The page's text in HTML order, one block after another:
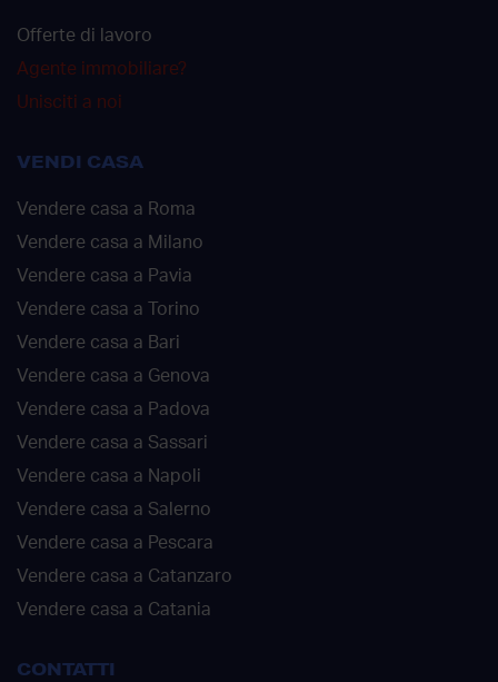
Offerte di lavoro
Agente immobiliare?
Unisciti a noi
VENDI CASA
Vendere casa a Roma
Vendere casa a Milano
Vendere casa a Pavia
Vendere casa a Torino
Vendere casa a Bari
Vendere casa a Genova
Vendere casa a Padova
Vendere casa a Sassari
Vendere casa a Napoli
Vendere casa a Salerno
Vendere casa a Pescara
Vendere casa a Catanzaro
Vendere casa a Catania
CONTATTI